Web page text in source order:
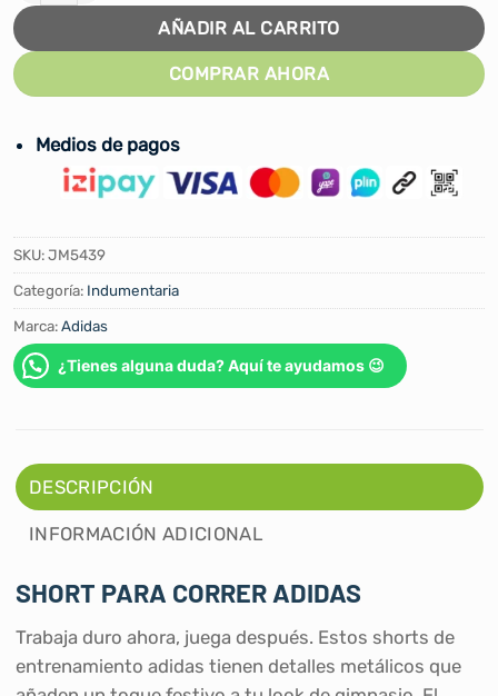
AÑADIR AL CARRITO
COMPRAR AHORA
Medios de pagos
SKU:JM5439
Categoría: Indumentaria
Marca:Adidas
¿Tienes alguna duda? Aquí te ayudamos 😉
DESCRIPCIÓN
INFORMACIÓN ADICIONAL
SHORT PARA CORRER ADIDAS
Trabaja duro ahora, juega después. Estos shorts de
entrenamiento adidas tienen detalles metálicos que